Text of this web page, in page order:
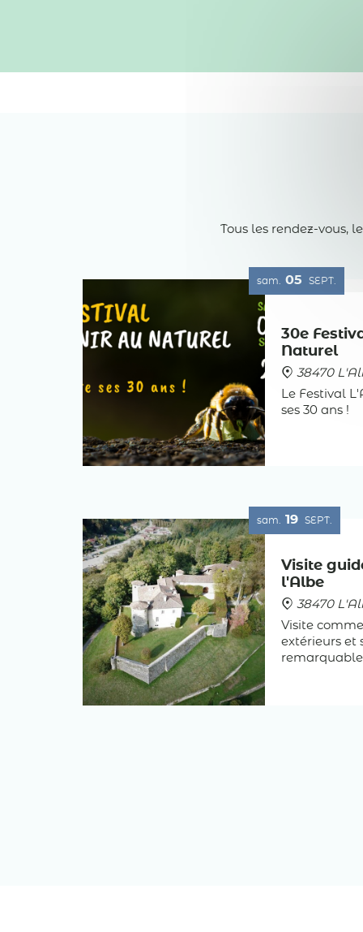
Tous les rendez-vous,
sam. 05 SEPT.
30e
Naturel
38470
Le Festival
ses 30 ans !
sam. 19 SEPT.
Visite
l'Albe
38470
Visite
extérieurs et